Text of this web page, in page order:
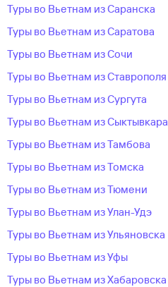
Туры во Вьетнам из Саранска
Туры во Вьетнам из Саратова
Туры во Вьетнам из Сочи
Туры во Вьетнам из Ставрополя
Туры во Вьетнам из Сургута
Туры во Вьетнам из Сыктывкара
Туры во Вьетнам из Тамбова
Туры во Вьетнам из Томска
Туры во Вьетнам из Тюмени
Туры во Вьетнам из Улан-Удэ
Туры во Вьетнам из Ульяновска
Туры во Вьетнам из Уфы
Туры во Вьетнам из Хабаровска